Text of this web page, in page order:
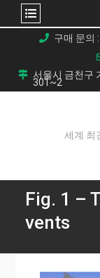
content
구매 문의
서울시 금천구
301~2
세계 최
Fig. 1 –
vents